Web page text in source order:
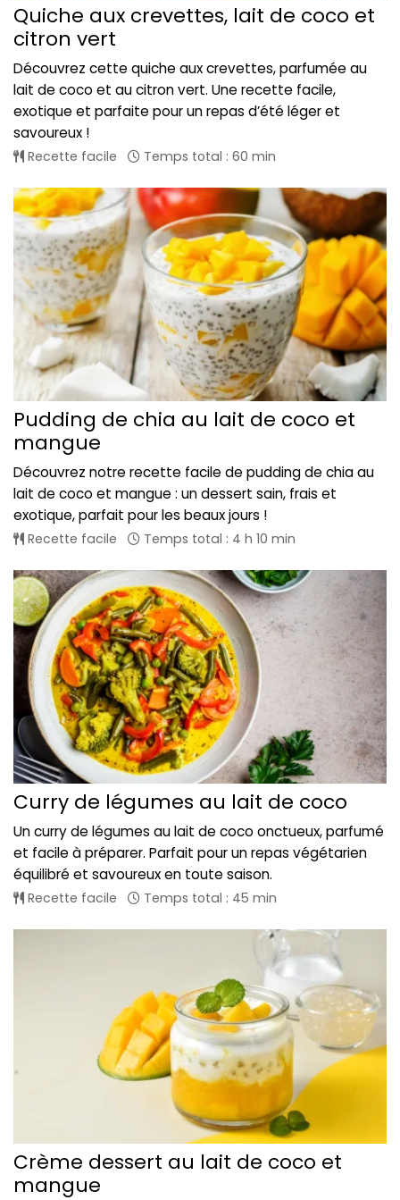
Quiche aux crevettes, lait de coco et
citron vert
Découvrez cette quiche aux crevettes, parfumée au
lait de coco et au citron vert. Une recette facile,
exotique et parfaite pour un repas d’été léger et
savoureux !
Recette facile Temps total : 60 min
Pudding de chia au lait de coco et
mangue
Découvrez notre recette facile de pudding de chia au
lait de coco et mangue : un dessert sain, frais et
exotique, parfait pour les beaux jours !
Recette facile Temps total : 4 h 10 min
Curry de légumes au lait de coco
Un curry de légumes au lait de coco onctueux, parfumé
et facile à préparer. Parfait pour un repas végétarien
équilibré et savoureux en toute saison.
Recette facile Temps total : 45 min
Crème dessert au lait de coco et
mangue